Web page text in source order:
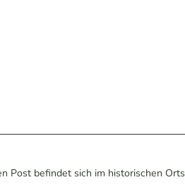
Post befindet sich im historischen